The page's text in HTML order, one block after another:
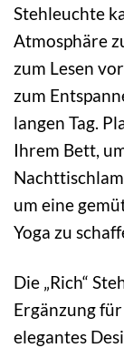
Stehleuchte
Atmosphäre
zum Lesen
zum
langen Tag.
Ihrem Bett,
um eine
Yoga zu
Die „Rich“
Ergänzung
elegantes